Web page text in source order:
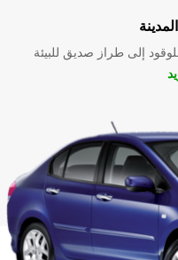
إلى طراز صديق للبيئة